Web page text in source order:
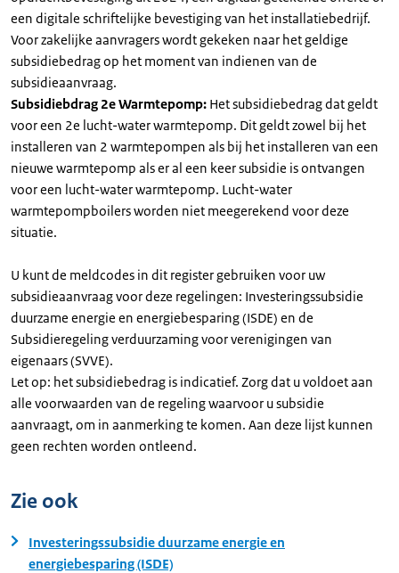
een digitale schriftelijke bevestiging van het installatiebedrijf.
Voor zakelijke aanvragers wordt gekeken naar het geldige
subsidiebedrag op het moment van indienen van de
subsidieaanvraag.
Subsidiebdrag 2e Warmtepomp: Het subsidiebedrag dat geldt
voor een 2e lucht-water warmtepomp. Dit geldt zowel bij het
installeren van 2 warmtepompen als bij het installeren van een
nieuwe warmtepomp als er al een keer subsidie is ontvangen
voor een lucht-water warmtepomp. Lucht-water
warmtepompboilers worden niet meegerekend voor deze
situatie.
U kunt de meldcodes in dit register gebruiken voor uw
subsidieaanvraag voor deze regelingen: Investeringssubsidie
duurzame energie en energiebesparing (ISDE) en de
Subsidieregeling verduurzaming voor verenigingen van
eigenaars (SVVE).
Let op: het subsidiebedrag is indicatief. Zorg dat u voldoet aan
alle voorwaarden van de regeling waarvoor u subsidie
aanvraagt, om in aanmerking te komen. Aan deze lijst kunnen
geen rechten worden ontleend.
Zie ook
Investeringssubsidie duurzame energie en
energiebesparing (ISDE)